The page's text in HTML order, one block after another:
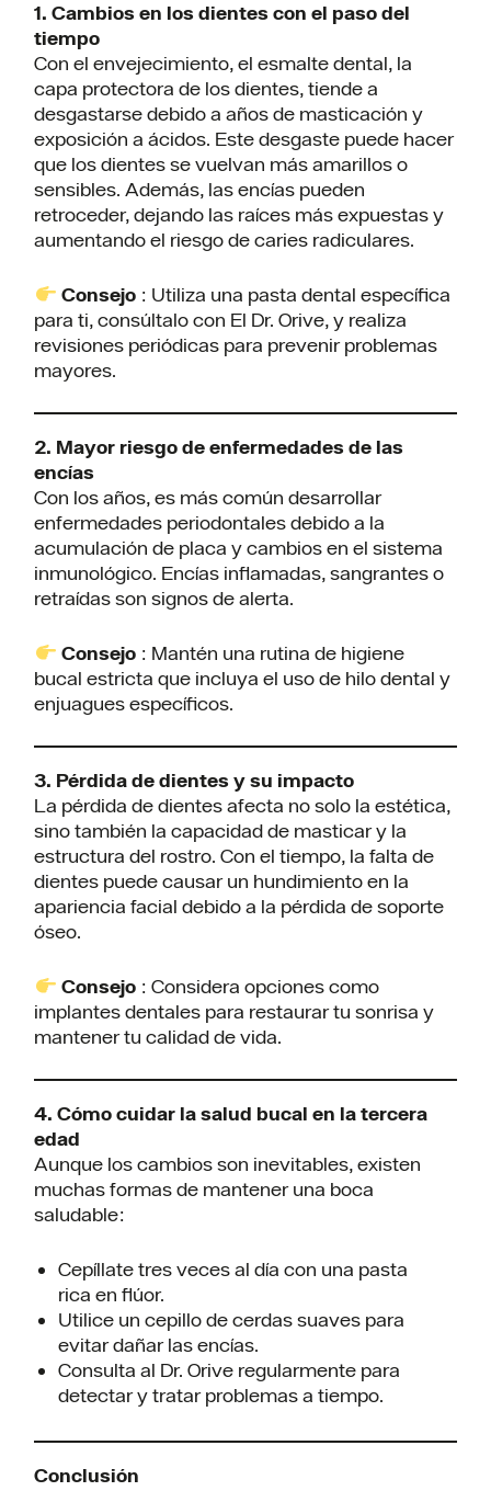
1. Cambios en los dientes con el paso del
tiempo
Con el envejecimiento, el esmalte dental, la
capa protectora de los dientes, tiende a
desgastarse debido a años de masticación y
exposición a ácidos. Este desgaste puede hacer
que los dientes se vuelvan más amarillos o
sensibles. Además, las encías pueden
retroceder, dejando las raíces más expuestas y
aumentando el riesgo de caries radiculares.
Consejo: Utiliza una pasta dental específica
para ti, consúltalo con El Dr. Orive, y realiza
revisiones periódicas para prevenir problemas
mayores.
2. Mayor riesgo de enfermedades de las
encías
Con los años, es más común desarrollar
enfermedades periodontales debido a la
acumulación de placa y cambios en el sistema
inmunológico. Encías inflamadas, sangrantes o
retraídas son signos de alerta.
Consejo: Mantén una rutina de higiene
bucal estricta que incluya el uso de hilo dental y
enjuagues específicos.
3. Pérdida de dientes y su impacto
La pérdida de dientes afecta no solo la estética,
sino también la capacidad de masticar y la
estructura del rostro. Con el tiempo, la falta de
dientes puede causar un hundimiento en la
apariencia facial debido a la pérdida de soporte
óseo.
Consejo: Considera opciones como
implantes dentales para restaurar tu sonrisa y
mantener tu calidad de vida.
4. Cómo cuidar la salud bucal en la tercera
edad
Aunque los cambios son inevitables, existen
muchas formas de mantener una boca
saludable:
Cepíllate tres veces al día con una pasta
rica en flúor.
Utilice un cepillo de cerdas suaves para
evitar dañar las encías.
Consulta al Dr. Orive regularmente para
detectar y tratar problemas a tiempo.
Conclusión